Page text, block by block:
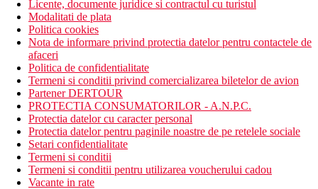
Licente, documente juridice si contractul cu turistul
Modalitati de plata
Politica cookies
Nota de informare privind protectia datelor pentru contactele de
afaceri
Politica de confidentialitate
Termeni si conditii privind comercializarea biletelor de avion
Partener DERTOUR
PROTECTIA CONSUMATORILOR - A.N.P.C.
Protectia datelor cu caracter personal
Protectia datelor pentru paginile noastre de pe retelele sociale
Setari confidentialitate
Termeni si conditii
Termeni si conditii pentru utilizarea voucherului cadou
Vacante in rate